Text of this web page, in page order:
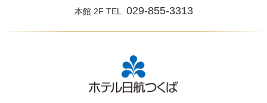
本館 2F TEL. 029-855-3313